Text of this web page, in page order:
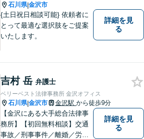
石川県|金沢市
{土日祝日相談可能} 依頼者に
とって最適な選択肢をご提案
いたします。
詳細を見
る
吉村 岳 弁護士
ベリーベスト法律事務所 金沢オフィス
石川県|金沢市 金沢駅 から徒歩9分
【金沢にある大手総合法律事
務所】【初回無料相談】交通
事故／刑事事件／離婚／労働
詳細を見
る